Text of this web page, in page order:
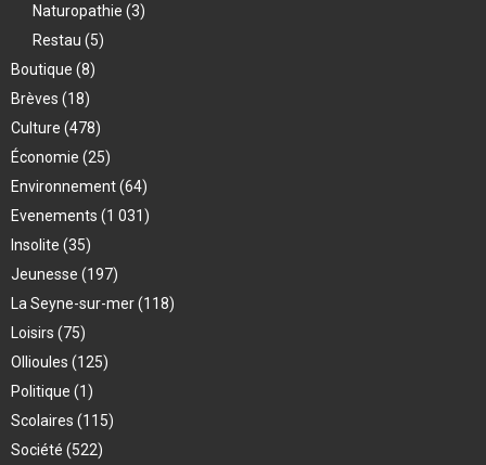
Naturopathie (3)
Restau (5)
Boutique (8)
Brèves (18)
Culture (478)
Économie (25)
Environnement(64)
Evenements (1 031)
Insolite (35)
Jeunesse (197)
La Seyne-sur-mer(118)
Loisirs (75)
Ollioules (125)
Politique (1)
Scolaires (115)
Société (522)